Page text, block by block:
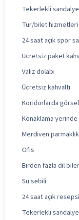
Tekerlekli
Tur/bilet hizmetleri
24 saat açık spor
Ücretsiz paket
Valiz dolabı
Ücretsiz kahvaltı
Koridorlarda
Konaklama yerinde
Merdiven
Ofis
Birden fazla dil
Su sebili
24 saat açık
Tekerlekli sandalye